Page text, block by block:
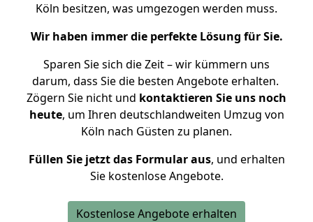
Köln besitzen, was umgezogen werden muss.
Wir haben immer die perfekte Lösung für Sie.
Sparen Sie sich die Zeit – wir kümmern uns
darum, dass Sie die besten Angebote erhalten.
Zögern Sie nicht und kontaktieren Sie uns noch
heute, um Ihren deutschlandweiten Umzug von
Köln nach Güsten zu planen.
Füllen Sie jetzt das Formular aus, und erhalten
Sie kostenlose Angebote.
Kostenlose Angebote erhalten